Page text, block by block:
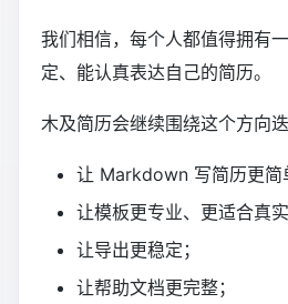
我们相信，每个人都值得拥有
定、能认真表达自己的简历。
木及简历会继续围绕这个方向迭
让 Markdown 写简历更简
让模板更专业、更适合真实
让导出更稳定；
让帮助文档更完整；